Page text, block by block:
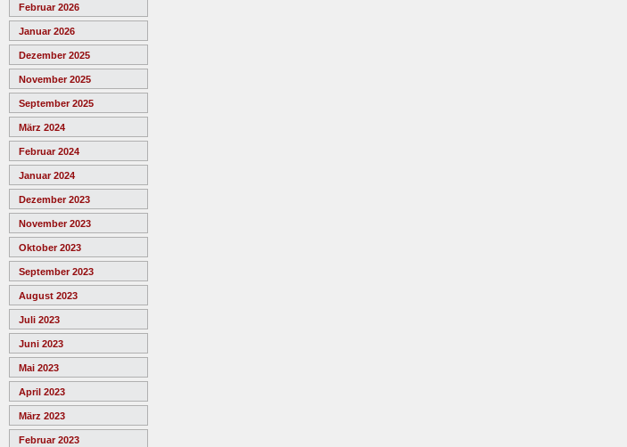
Februar 2026
Januar 2026
Dezember 2025
November 2025
September 2025
März 2024
Februar 2024
Januar 2024
Dezember 2023
November 2023
Oktober 2023
September 2023
August 2023
Juli 2023
Juni 2023
Mai 2023
April 2023
März 2023
Februar 2023